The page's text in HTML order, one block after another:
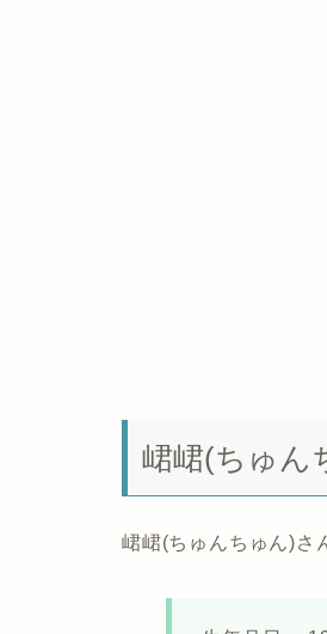
峮峮(ちゅん
峮峮(ちゅんちゅん)さ